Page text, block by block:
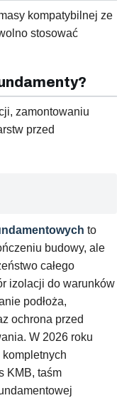
kompatybilnej ze
stosować
zamontowaniu
przed
to
budowy, ale
całego
izolacji do warunków
podłoża,
ochrona przed
W 2026 roku
KMB, taśm